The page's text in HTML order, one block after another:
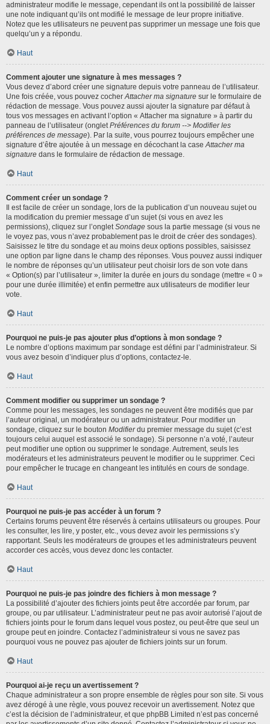
administrateur modifie le message, cependant ils ont la possibilité de laisser
une note indiquant qu’ils ont modifié le message de leur propre initiative.
Notez que les utilisateurs ne peuvent pas supprimer un message une fois que
quelqu’un y a répondu.
Haut
Comment ajouter une signature à mes messages ?
Vous devez d’abord créer une signature depuis votre panneau de l’utilisateur.
Une fois créée, vous pouvez cocherAttacher ma signature sur le formulaire de
rédaction de message. Vous pouvez aussi ajouter la signature par défaut à
tous vos messages en activant l’option « Attacher ma signature » à partir du
panneau de l’utilisateur (ongletPréférences du forum --> Modifier les
préférences de message). Par la suite, vous pourrez toujours empêcher une
signature d’être ajoutée à un message en décochant la caseAttacher ma
signature dans le formulaire de rédaction de message.
Haut
Comment créer un sondage ?
Il est facile de créer un sondage, lors de la publication d’un nouveau sujet ou
la modification du premier message d’un sujet (si vous en avez les
permissions), cliquez sur l’ongletSondage sous la partie message (si vous ne
le voyez pas, vous n’avez probablement pas le droit de créer des sondages).
Saisissez le titre du sondage et au moins deux options possibles, saisissez
une option par ligne dans le champ des réponses. Vous pouvez aussi indiquer
le nombre de réponses qu’un utilisateur peut choisir lors de son vote dans
« Option(s) par l’utilisateur », limiter la durée en jours du sondage (mettre « 0 »
pour une durée illimitée) et enfin permettre aux utilisateurs de modifier leur
vote.
Haut
Pourquoi ne puis-je pas ajouter plus d’options à mon sondage ?
Le nombre d’options maximum par sondage est défini par l’administrateur. Si
vous avez besoin d’indiquer plus d’options, contactez-le.
Haut
Comment modifier ou supprimer un sondage ?
Comme pour les messages, les sondages ne peuvent être modifiés que par
l’auteur original, un modérateur ou un administrateur. Pour modifier un
sondage, cliquez sur le bouton Modifierdu premier message du sujet (c’est
toujours celui auquel est associé le sondage). Si personne n’a voté, l’auteur
peut modifier une option ou supprimer le sondage. Autrement, seuls les
modérateurs et les administrateurs peuvent le modifier ou le supprimer. Ceci
pour empêcher le trucage en changeant les intitulés en cours de sondage.
Haut
Pourquoi ne puis-je pas accéder à un forum ?
Certains forums peuvent être réservés à certains utilisateurs ou groupes. Pour
les consulter, les lire, y poster, etc., vous devez avoir les permissions s’y
rapportant. Seuls les modérateurs de groupes et les administrateurs peuvent
accorder ces accès, vous devez donc les contacter.
Haut
Pourquoi ne puis-je pas joindre des fichiers à mon message ?
La possibilité d’ajouter des fichiers joints peut être accordée par forum, par
groupe, ou par utilisateur. L’administrateur peut ne pas avoir autorisé l’ajout de
fichiers joints pour le forum dans lequel vous postez, ou peut-être que seul un
groupe peut en joindre. Contactez l’administrateur si vous ne savez pas
pourquoi vous ne pouvez pas ajouter de fichiers joints sur un forum.
Haut
Pourquoi ai-je reçu un avertissement ?
Chaque administrateur a son propre ensemble de règles pour son site. Si vous
avez dérogé à une règle, vous pouvez recevoir un avertissement. Notez que
c’est la décision de l’administrateur, et que phpBB Limited n’est pas concerné